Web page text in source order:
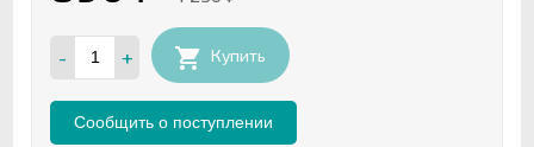
- + Купить